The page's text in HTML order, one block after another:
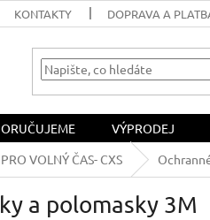
KONTAKTY DOPRAVA A
VÝPRODEJ
VOLNÝ ČAS- CXS
a polomasky 3M